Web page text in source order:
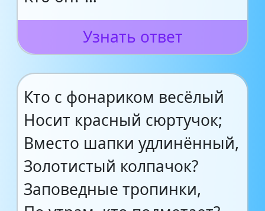
Узнать ответ
Кто с фонариком весёлый
Носит красный сюртучок;
Вместо шапки удлинённый,
Золотистый колпачок?
Заповедные тропинки,